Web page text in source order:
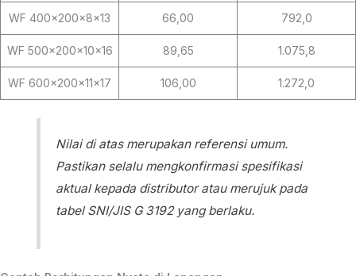
WF 400×200×8×13 66,00 792,0
WF 500×200×10×16 89,65 1.075,8
WF 600×200×11×17 106,00 1.272,0
Nilai di atas merupakan referensi umum.
Pastikan selalu mengkonfirmasi spesifikasi
aktual kepada distributor atau merujuk pada
tabel SNI/JIS G 3192 yang berlaku.